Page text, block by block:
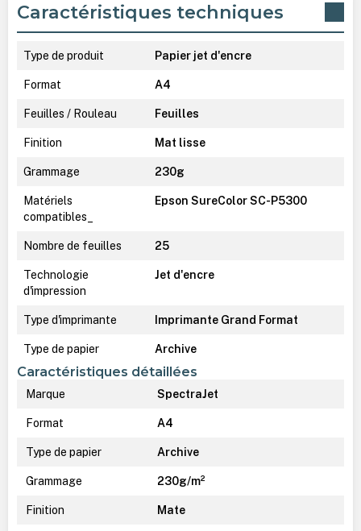
Caractéristiques techniques
Type de produit Papier jet d'encre
Format A4
Feuilles / Rouleau Feuilles
Finition Mat lisse
Grammage 230g
Matériels
compatibles_
Epson SureColor SC-P5300
Nombre de feuilles 25
Technologie
d'impression
Jet d'encre
Type d'imprimante Imprimante Grand Format
Type de papier Archive
Caractéristiques détaillées
Marque SpectraJet
Format A4
Type de papier Archive
Grammage 230g/m²
Finition Mate